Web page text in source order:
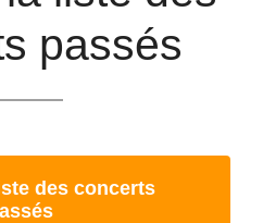
passés
des concerts